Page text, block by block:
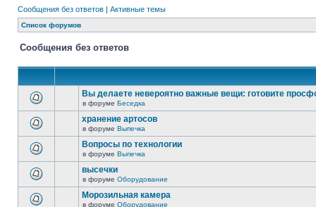
Сообщения без ответов | Активные темы
Список форумов
Сообщения без ответов
Вы делаете невероятно важные вещи: готовите
в форуме Беседка
хранение артосов
в форуме Выпечка
Вопросы по технологии
в форуме Выпечка
высечки
в форуме Оборудование
Морозильная камера
в форуме Оборудование